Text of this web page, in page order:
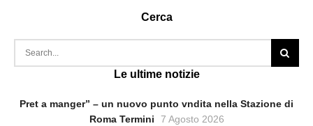
Cerca
Le ultime notizie
Pret a manger” – un nuovo punto vndita nella Stazione di
Roma Termini
7 Agosto 2026